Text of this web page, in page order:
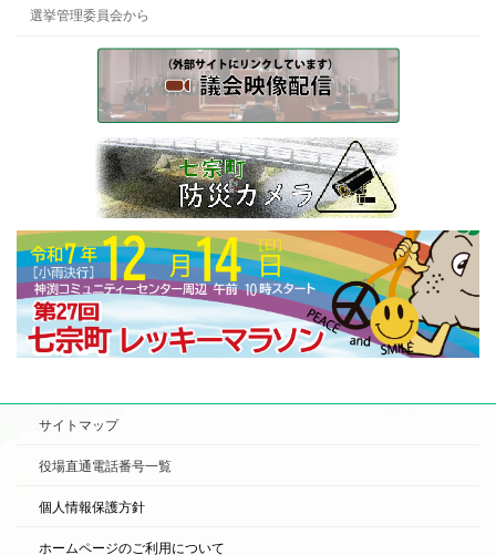
選挙管理委員会から
サイトマップ
役場直通電話番号一覧
個人情報保護方針
ホームページのご利用について